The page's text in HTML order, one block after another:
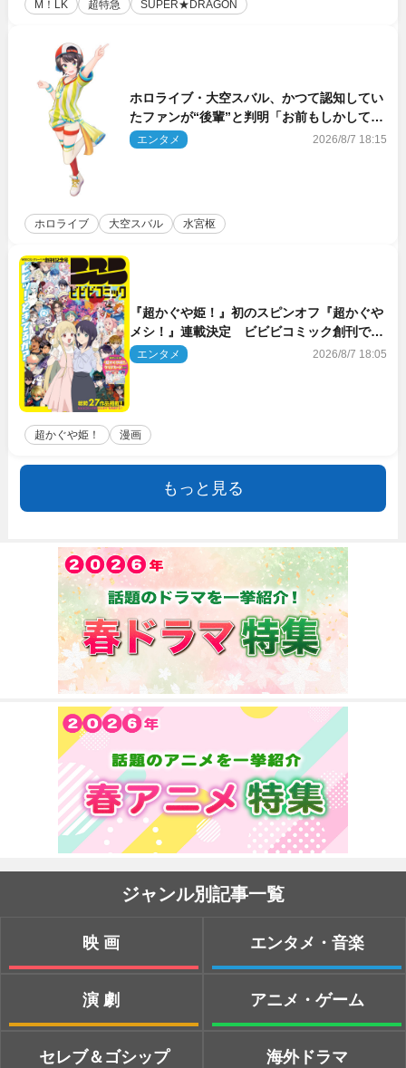
M！LK 超特急 SUPER★DRAGON
ホロライブ・大空スバル、かつて認知してい
たファンが“後輩”と判明「お前もしかしてあ
のときの？」
エンタメ 2026/8/7 18:15
ホロライブ 大空スバル 水宮枢
『超かぐや姫！』初のスピンオフ『超かぐや
メシ！』連載決定 ビビビコミック創刊で31
作品一挙公開
エンタメ 2026/8/7 18:05
超かぐや姫！ 漫画
もっと見る
ジャンル別記事一覧
映画
演劇
セレブ＆ゴシップ
エンタメ・音楽
アニメ・ゲーム
海外ドラマ